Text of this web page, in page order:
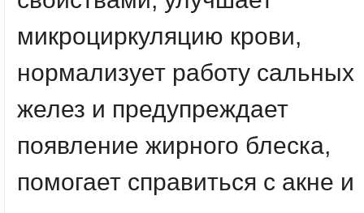
микроциркуляцию крови,
нормализует работу сальных
желез и предупреждает
появление жирного блеска,
помогает справиться с акне и